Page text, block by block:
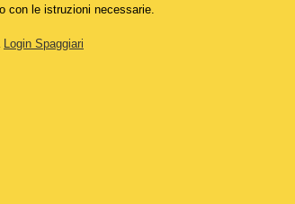
con le istruzioni necessarie.
Login Spaggiari